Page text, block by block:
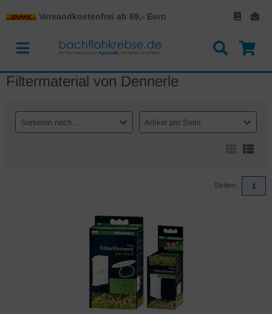
Versandkostenfrei ab 69,- Euro
Filtermaterial von Dennerle
Sortieren nach ... Artikel pro Seite
Seiten: 1